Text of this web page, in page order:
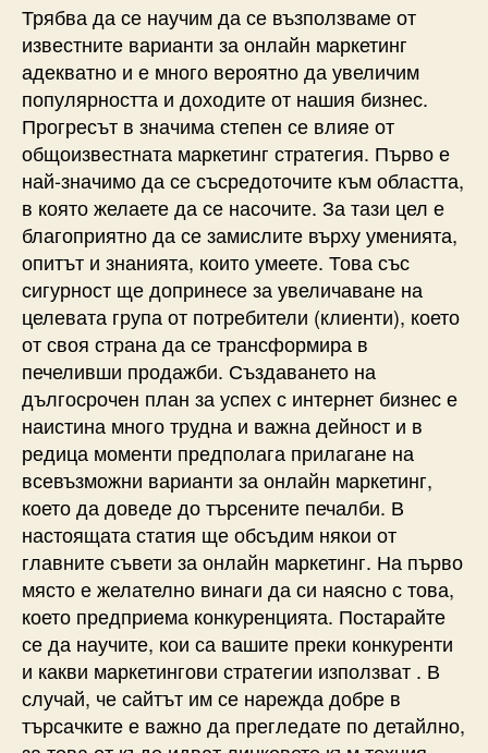
Трябва да се научим да се възползваме от
известните варианти за онлайн маркетинг
адекватно и е много вероятно да увеличим
популярността и доходите от нашия бизнес.
Прогресът в значима степен се влияе от
общоизвестната маркетинг стратегия. Първо е
най-значимо да се съсредоточите към областта,
в която желаете да се насочите. За тази цел е
благоприятно да се замислите върху уменията,
опитът и знанията, които умеете. Това със
сигурност ще допринесе за увеличаване на
целевата група от потребители (клиенти), което
от своя страна да се трансформира в
печеливши продажби. Създаването на
дългосрочен план за успех с интернет бизнес е
наистина много трудна и важна дейност и в
редица моменти предполага прилагане на
всевъзможни варианти за онлайн маркетинг,
което да доведе до търсените печалби. В
настоящата статия ще обсъдим някои от
главните съвети за онлайн маркетинг. На първо
място е желателно винаги да си наясно с това,
което предприема конкуренцията. Постарайте
се да научите, кои са вашите преки конкуренти
и какви маркетингови стратегии използват . В
случай, че сайтът им се нарежда добре в
търсачките е важно да прегледате по детайлно,